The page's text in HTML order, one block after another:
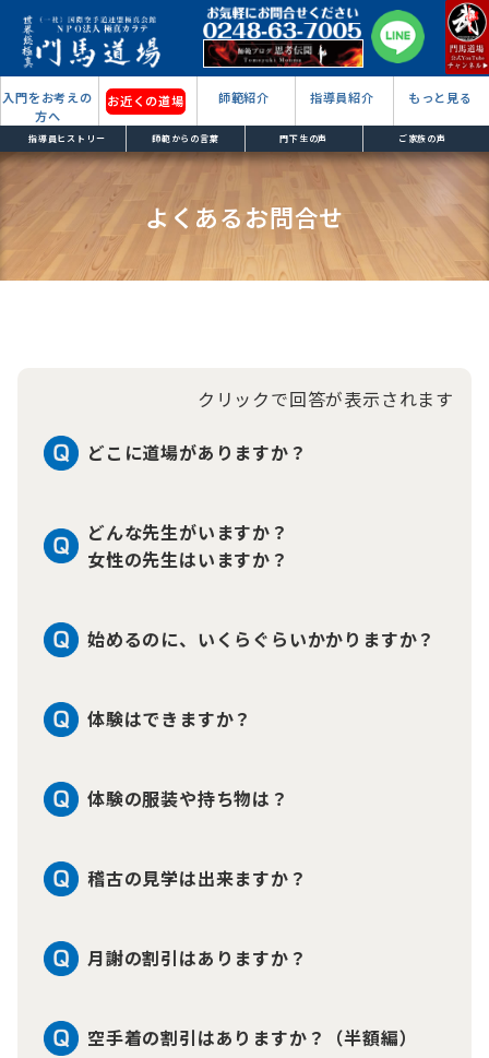
入門をお考えの
方へ
お近くの道場 師範紹介 指導員紹介 もっと見る
指導員ヒストリー 師範からの言葉 門下生の声 ご家族の声
よくあるお問合せ
クリックで回答が表示されます
どこに道場がありますか？
どんな先生がいますか？
女性の先生はいますか？
始めるのに、いくらぐらいかかりますか？
体験はできますか？
体験の服装や持ち物は？
稽古の見学は出来ますか？
月謝の割引はありますか？
空手着の割引はありますか？（半額編）